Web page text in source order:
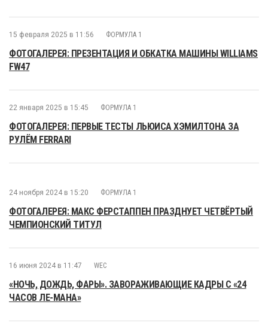
15 февраля 2025 в 11:56 ФОРМУЛА 1
ФОТОГАЛЕРЕЯ: ПРЕЗЕНТАЦИЯ И ОБКАТКА МАШИНЫ WILLIAMS
FW47
22 января 2025 в 15:45 ФОРМУЛА 1
ФОТОГАЛЕРЕЯ: ПЕРВЫЕ ТЕСТЫ ЛЬЮИСА ХЭМИЛТОНА ЗА
РУЛЁМ FERRARI
24 ноября 2024 в 15:20 ФОРМУЛА 1
ФОТОГАЛЕРЕЯ: МАКС ФЕРСТАППЕН ПРАЗДНУЕТ ЧЕТВЁРТЫЙ
ЧЕМПИОНСКИЙ ТИТУЛ
16 июня 2024 в 11:47 WEC
«НОЧЬ, ДОЖДЬ, ФАРЫ». ЗАВОРАЖИВАЮЩИЕ КАДРЫ С «24
ЧАСОВ ЛЕ-МАНА»